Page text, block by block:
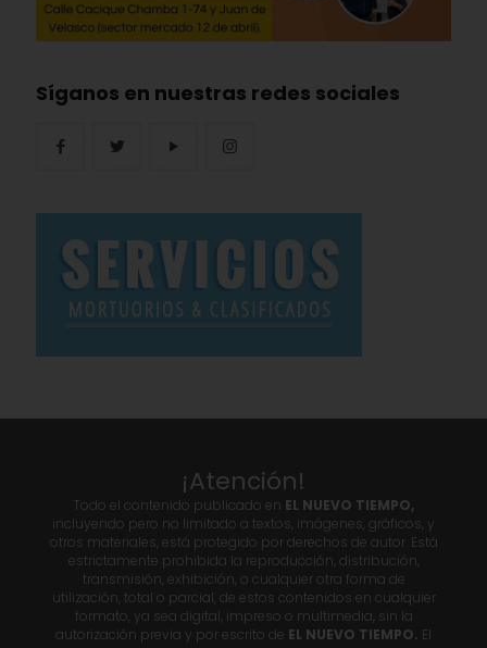
Síganos en nuestras redes sociales
¡Atención!
Todo el contenido publicado en EL NUEVO TIEMPO,
incluyendo pero no limitado a textos, imágenes, gráficos, y
otros materiales, está protegido por derechos de autor. Está
estrictamente prohibida la reproducción, distribución,
transmisión, exhibición, o cualquier otra forma de
utilización, total o parcial, de estos contenidos en cualquier
formato, ya sea digital, impreso o multimedia, sin la
autorización previa y por escrito de EL NUEVO TIEMPO. El